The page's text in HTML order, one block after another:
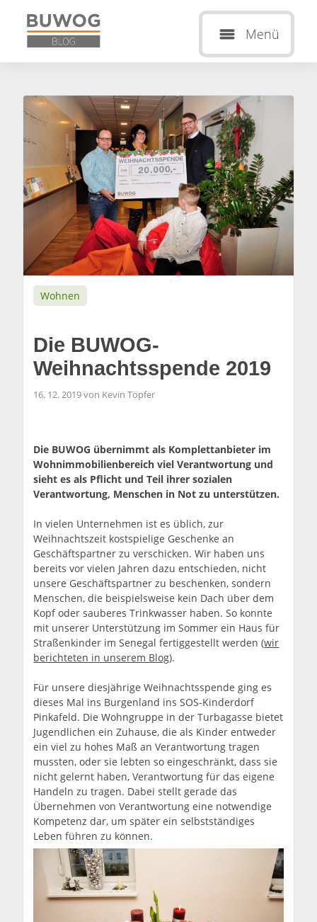
Menü
Wohnen
Die BUWOG-
Weihnachtsspende 2019
16. 12. 2019 von Kevin Töpfer
Die BUWOG übernimmt als Komplettanbieter im
Wohnimmobilienbereich viel Verantwortung und
sieht es als Pflicht und Teil ihrer sozialen
Verantwortung, Menschen in Not zu unterstützen.
In vielen Unternehmen ist es üblich, zur
Weihnachtszeit kostspielige Geschenke an
Geschäftspartner zu verschicken. Wir haben uns
bereits vor vielen Jahren dazu entschieden, nicht
unsere Geschäftspartner zu beschenken, sondern
Menschen, die beispielsweise kein Dach über dem
Kopf oder sauberes Trinkwasser haben. So konnte
mit unserer Unterstützung im Sommer ein Haus für
Straßenkinder im Senegal fertiggestellt werden (wir
berichteten in unserem Blog).
Für unsere diesjährige Weihnachtsspende ging es
dieses Mal ins Burgenland ins SOS-Kinderdorf
Pinkafeld. Die Wohngruppe in der Turbagasse bietet
Jugendlichen ein Zuhause, die als Kinder entweder
ein viel zu hohes Maß an Verantwortung tragen
mussten, oder sie lebten so eingeschränkt, dass sie
nicht gelernt haben, Verantwortung für das eigene
Handeln zu tragen. Dabei stellt gerade das
Übernehmen von Verantwortung eine notwendige
Kompetenz dar, um später ein selbstständiges
Leben führen zu können.